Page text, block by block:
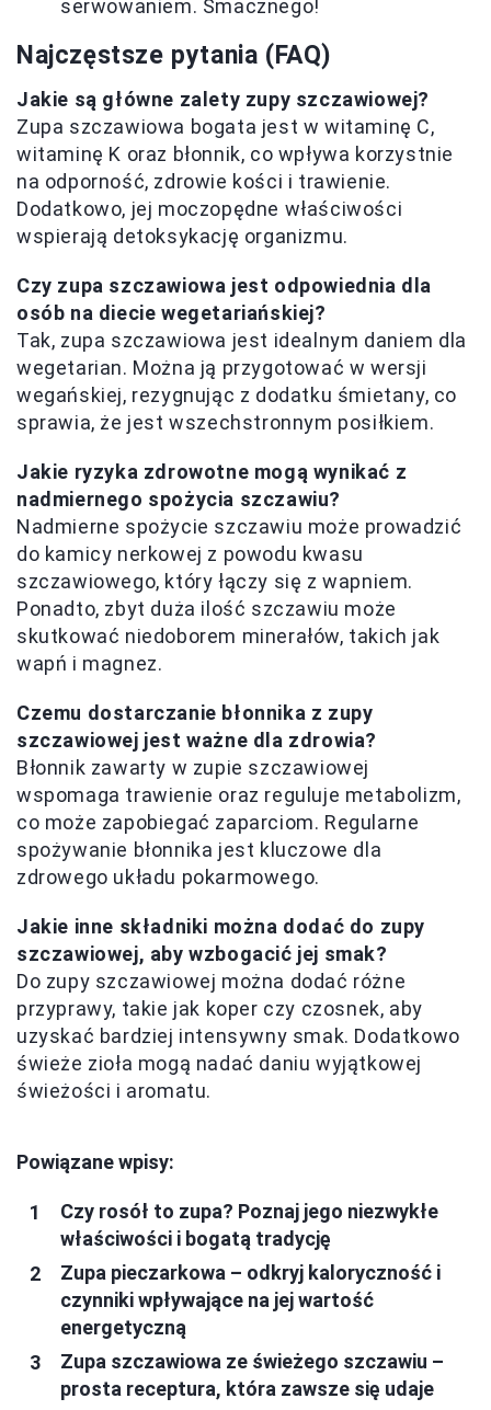
serwowaniem. Smacznego!
Najczęstsze pytania (FAQ)
Jakie są główne zalety zupy szczawiowej?
Zupa szczawiowa bogata jest w witaminę C,
witaminę K oraz błonnik, co wpływa korzystnie
na odporność, zdrowie kości i trawienie.
Dodatkowo, jej moczopędne właściwości
wspierają detoksykację organizmu.
Czy zupa szczawiowa jest odpowiednia dla
osób na diecie wegetariańskiej?
Tak, zupa szczawiowa jest idealnym daniem dla
wegetarian. Można ją przygotować w wersji
wegańskiej, rezygnując z dodatku śmietany, co
sprawia, że ​​jest wszechstronnym posiłkiem.
Jakie ryzyka zdrowotne mogą wynikać z
nadmiernego spożycia szczawiu?
Nadmierne spożycie szczawiu może prowadzić
do kamicy nerkowej z powodu kwasu
szczawiowego, który łączy się z wapniem.
Ponadto, zbyt duża ilość szczawiu może
skutkować niedoborem minerałów, takich jak
wapń i magnez.
Czemu dostarczanie błonnika z zupy
szczawiowej jest ważne dla zdrowia?
Błonnik zawarty w zupie szczawiowej
wspomaga trawienie oraz reguluje metabolizm,
co może zapobiegać zaparciom. Regularne
spożywanie błonnika jest kluczowe dla
zdrowego układu pokarmowego.
Jakie inne składniki można dodać do zupy
szczawiowej, aby wzbogacić jej smak?
Do zupy szczawiowej można dodać różne
przyprawy, takie jak koper czy czosnek, aby
uzyskać bardziej intensywny smak. Dodatkowo
świeże zioła mogą nadać daniu wyjątkowej
świeżości i aromatu.
Powiązane wpisy:
Czy rosół to zupa? Poznaj jego niezwykłe
właściwości i bogatą tradycję
Zupa pieczarkowa – odkryj kaloryczność i
czynniki wpływające na jej wartość
energetyczną
Zupa szczawiowa ze świeżego szczawiu –
prosta receptura, która zawsze się udaje